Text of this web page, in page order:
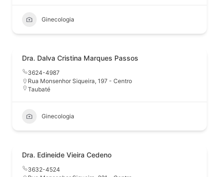
Ginecologia
Dra. Dalva Cristina Marques Passos
3624-4987
Rua Monsenhor Siqueira, 197 - Centro
Taubaté
Ginecologia
Dra. Edineide Vieira Cedeno
3632-4524